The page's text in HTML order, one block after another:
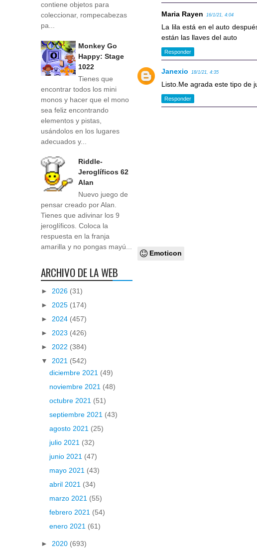
Maria Rayen 16/1/21, 4:04
La lila está en el auto
están las llaves del auto
Responder
Janexio 18/1/21, 4:35
Listo.Me agrada este tipo de
Responder
Emoticon
contiene objetos para
coleccionar, rompecabezas
pa...
Monkey Go
Happy: Stage
1022
Tienes que
encontrar todos los mini
monos y hacer que el mono
sea feliz encontrando
elementos y pistas,
usándolos en los lugares
adecuados y...
Riddle-
Jeroglíficos 62
Alan
Nuevo juego de
pensar creado por Alan.
Tienes que adivinar los 9
jeroglíficos. Coloca la
respuesta en la franja
amarilla y no pongas mayú...
ARCHIVO DE LA WEB
► 2026 (31)
► 2025 (174)
► 2024 (457)
► 2023 (426)
► 2022 (384)
▼ 2021 (542)
diciembre 2021 (49)
noviembre 2021 (48)
octubre 2021 (51)
septiembre 2021 (43)
agosto 2021 (25)
julio 2021 (32)
junio 2021 (47)
mayo 2021 (43)
abril 2021 (34)
marzo 2021 (55)
febrero 2021 (54)
enero 2021 (61)
► 2020 (693)